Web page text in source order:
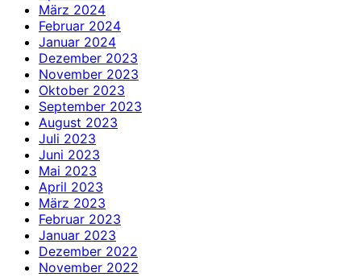
März 2024
Februar 2024
Januar 2024
Dezember 2023
November 2023
Oktober 2023
September 2023
August 2023
Juli 2023
Juni 2023
Mai 2023
April 2023
März 2023
Februar 2023
Januar 2023
Dezember 2022
November 2022